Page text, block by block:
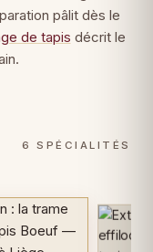
pâlit dès le
de tapis décrit le
6 SPÉCIALITÉS